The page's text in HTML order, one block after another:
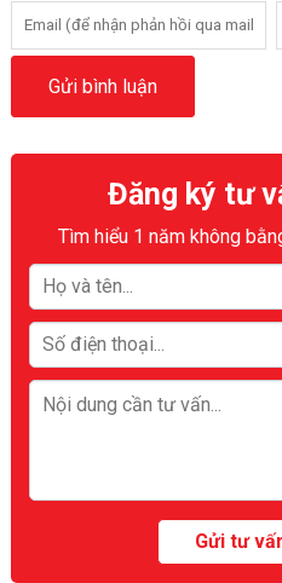
Đăng ký tư
Tìm hiểu 1 năm không